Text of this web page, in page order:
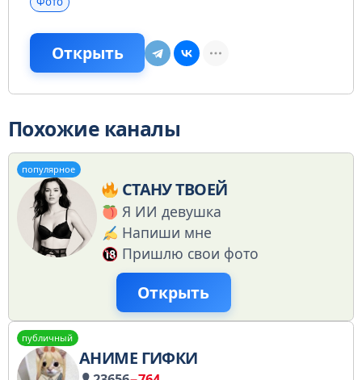
Открыть
Похожие каналы
популярное
СТАНУ ТВОЕЙ
Я ИИ девушка
Напиши мне
Пришлю свои фото
Открыть
публичный
АНИМЕ ГИФКИ